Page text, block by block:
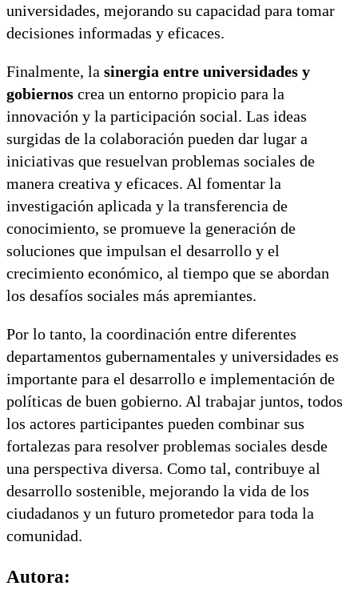
universidades, mejorando su capacidad para tomar
decisiones informadas y eficaces.
Finalmente, la sinergia entre universidades y
gobiernos crea un entorno propicio para la
innovación y la participación social. Las ideas
surgidas de la colaboración pueden dar lugar a
iniciativas que resuelvan problemas sociales de
manera creativa y eficaces. Al fomentar la
investigación aplicada y la transferencia de
conocimiento, se promueve la generación de
soluciones que impulsan el desarrollo y el
crecimiento económico, al tiempo que se abordan
los desafíos sociales más apremiantes.
Por lo tanto, la coordinación entre diferentes
departamentos gubernamentales y universidades es
importante para el desarrollo e implementación de
políticas de buen gobierno. Al trabajar juntos, todos
los actores participantes pueden combinar sus
fortalezas para resolver problemas sociales desde
una perspectiva diversa. Como tal, contribuye al
desarrollo sostenible, mejorando la vida de los
ciudadanos y un futuro prometedor para toda la
comunidad.
Autora: